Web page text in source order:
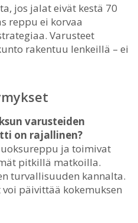
jos jalat eivät kestä 70
reppu ei korvaa
Varusteet
rakentuu lenkeillä – ei
varusteiden
on rajallinen?
ja toimivat
pitkillä matkoilla.
turvallisuuden kannalta.
päivittää kokemuksen